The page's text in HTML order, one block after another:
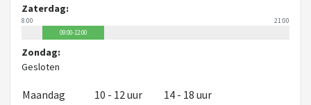
Zaterdag:
8:00 21:00
09:00-12:00
Zondag:
Gesloten
Maandag 10 - 12 uur
14 - 18 uur